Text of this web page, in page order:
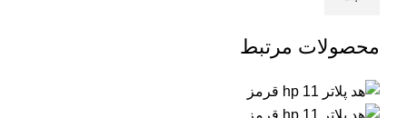
محصولات مرتبط